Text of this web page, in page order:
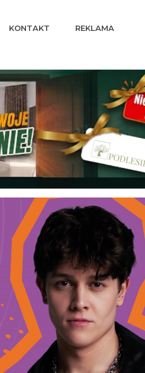
KONTAKT REKLAMA